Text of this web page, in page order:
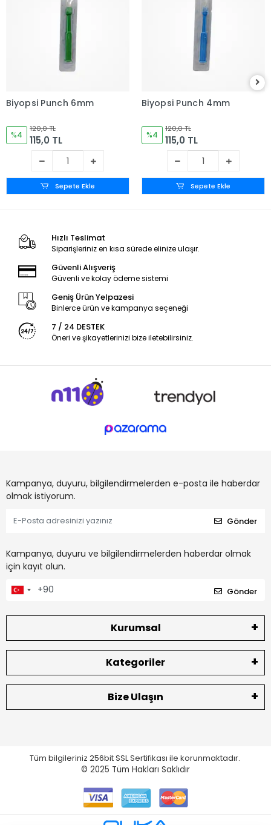
Biyopsi Punch 6mm
%4
120,0 TL
115,0 TL
Sepete Ekle
Biyopsi Punch 4mm
%4
120,0 TL
115,0 TL
Sepete Ekle
Hızlı Teslimat
Siparişleriniz en kısa sürede elinize ulaşır.
Güvenli Alışveriş
Güvenli ve kolay ödeme sistemi
Geniş Ürün Yelpazesi
Binlerce ürün ve kampanya seçeneği
7 / 24 DESTEK
Öneri ve şikayetlerinizi bize iletebilirsiniz.
Kampanya, duyuru, bilgilendirmelerden e-posta ile haberdar
olmak istiyorum.
Gönder
Kampanya, duyuru ve bilgilendirmelerden haberdar olmak
için kayıt olun.
Gönder
Kurumsal
Kategoriler
Bize Ulaşın
Tüm bilgileriniz 256bit SSL Sertifikası ile korunmaktadır.
© 2025 Tüm Hakları Saklıdır